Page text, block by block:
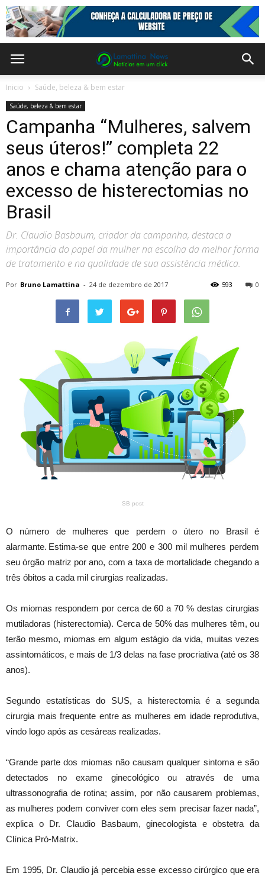
Inicio Saúde, beleza & bem estar
Saúde, beleza & bem estar
Campanha “Mulheres, salvem
seus úteros!” completa 22
anos e chama atenção para o
excesso de histerectomias no
Brasil
Dr. Claudio Basbaum, criador da campanha, destaca a
importância do papel da mulher na escolha da melhor forma
de tratamento e na qualidade de sua assistência médica.
Por Bruno Lamattina - 24 de dezembro de 2017 0
593
SB post
O número de mulheres que perdem o útero no Brasil é
alarmante. Estima-se que entre 200 e 300 mil mulheres perdem
seu órgão matriz por ano, com a taxa de mortalidade chegando a
três óbitos a cada mil cirurgias realizadas.
Os miomas respondem por cerca de 60 a 70 % destas cirurgias
mutiladoras (histerectomia). Cerca de 50% das mulheres têm, ou
terão mesmo, miomas em algum estágio da vida, muitas vezes
assintomáticos, e mais de 1/3 delas na fase procriativa (até os 38
anos).
Segundo estatísticas do SUS, a histerectomia é a segunda
cirurgia mais frequente entre as mulheres em idade reprodutiva,
vindo logo após as cesáreas realizadas.
“Grande parte dos miomas não causam qualquer sintoma e são
detectados no exame ginecológico ou através de uma
ultrassonografia de rotina; assim, por não causarem problemas,
as mulheres podem conviver com eles sem precisar fazer nada”,
explica o Dr. Claudio Basbaum, ginecologista e obstetra da
Clínica Pró-Matrix.
Em 1995, Dr. Claudio já percebia esse excesso cirúrgico que era